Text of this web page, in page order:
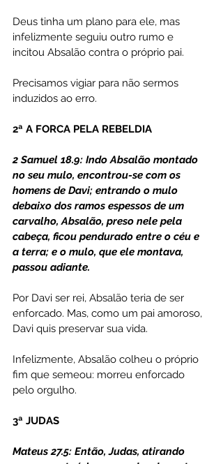
Deus tinha um plano para ele, mas
infelizmente seguiu outro rumo e
incitou Absalão contra o próprio pai.
Precisamos vigiar para não sermos
induzidos ao erro.
2ª A FORCA PELA REBELDIA
2 Samuel 18.9: Indo Absalão montado
no seu mulo, encontrou-se com os
homens de Davi; entrando o mulo
debaixo dos ramos espessos de um
carvalho, Absalão, preso nele pela
cabeça, ficou pendurado entre o céu e
a terra; e o mulo, que ele montava,
passou adiante.
Por Davi ser rei, Absalão teria de ser
enforcado. Mas, como um pai amoroso,
Davi quis preservar sua vida.
Infelizmente, Absalão colheu o próprio
fim que semeou: morreu enforcado
pelo orgulho.
3ª JUDAS
Mateus 27.5: Então, Judas, atirando